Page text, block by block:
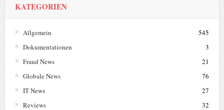
KATEGORIEN
Allgemein
545
Dokumentationen
3
Fraud News
21
Globale News
76
IT News
27
Reviews
32